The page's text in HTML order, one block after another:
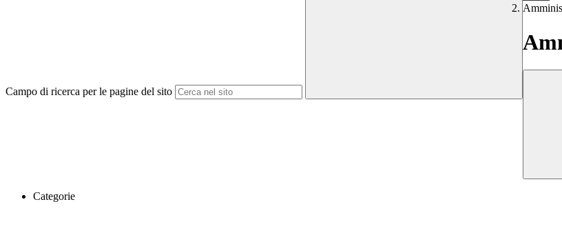
Campo di ricerca per le pagine del sito
Categorie